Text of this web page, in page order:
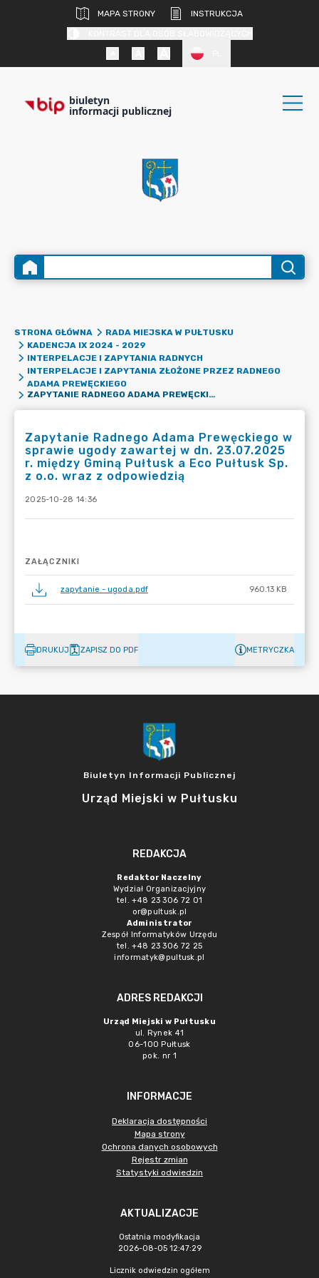
MAPA STRONY
INSTRUKCJA
biuletyn
informacji publicznej
STRONA GŁÓWNA
RADA MIEJSKA W PUŁTUSKU
KADENCJA IX 2024 - 2029
INTERPELACJE I ZAPYTANIA RADNYCH
INTERPELACJE I ZAPYTANIA ZŁOŻONE PRZEZ RADNEGO
ADAMA PREWĘCKIEGO
ZAPYTANIE RADNEGO ADAMA PREWĘCKIEGO W SPRAWIE UGODY ZAWARTEJ W DN. 23.07.2025 R. MIĘDZY GMINĄ PUŁTUSK A ECO PUŁTUSK SP. Z O.O. WRAZ Z ODPOWIEDZIĄ
Zapytanie Radnego Adama Prewęckiego w
sprawie ugody zawartej w dn. 23.07.2025
r. między Gminą Pułtusk a Eco Pułtusk Sp.
z o.o. wraz z odpowiedzią
2025-10-28 14:36
ZAŁĄCZNIKI
zapytanie - ugoda.pdf 960.13 KB
DRUKUJ ZAPISZ DO PDF METRYCZKA
Biuletyn Informacji Publicznej
Urząd Miejski w Pułtusku
REDAKCJA
Redaktor Naczelny
Wydział Organizacjyjny
tel. +48 23 306 72 01
or@pultusk.pl
Administrator
Zespół Informatyków Urzędu
tel. +48 23 306 72 25
informatyk@pultusk.pl
ADRES REDAKCJI
Urząd Miejski w Pułtusku
ul. Rynek 41
06-100 Pułtusk
pok. nr 1
INFORMACJE
Deklaracja dostępności
Mapa strony
Ochrona danych osobowych
Rejestr zmian
Statystyki odwiedzin
AKTUALIZACJE
Ostatnia modyfikacja
2026-08-05 12:47:29
Licznik odwiedzin ogółem